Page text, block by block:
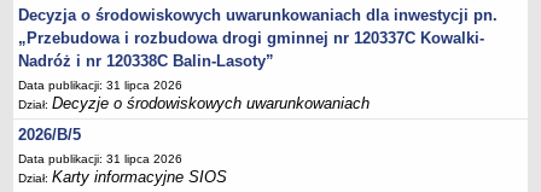
Plan ogólny gminy Rypin
FINANSE GMINY
Budżet
Zmiany budżetu
Wieloletnia Prognoza Finansowa
Majątek gminy
Decyzja o środowiskowych uwarunkowaniach dla inwestycji pn.
„Przebudowa i rozbudowa drogi gminnej nr 120337C Kowalki-
Nadróż i nr 120338C Balin-Lasoty”
Data publikacji: 31 lipca 2026
Dział:Decyzje o środowiskowych uwarunkowaniach
2026/B/5
Data publikacji: 31 lipca 2026
Dział:Karty informacyjne SIOS